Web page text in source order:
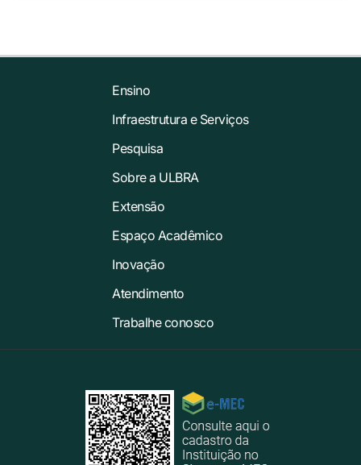
Ensino
Infraestrutura e Serviços
Pesquisa
Sobre a ULBRA
Extensão
Espaço Acadêmico
Inovação
Atendimento
Trabalhe conosco